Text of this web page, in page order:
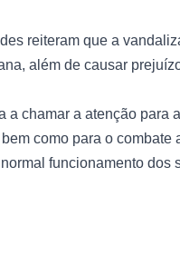
reiteram que a
além de causar
a chamar a atenção para
como para o
funcionamento dos